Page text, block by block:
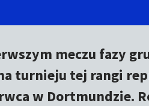
meczu fazy
turnieju tej rangi
w Dortmundzie.